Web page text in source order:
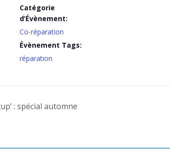
Catégorie
d’Évènement:
Co-réparation
Évènement Tags:
réparation
: spécial automne